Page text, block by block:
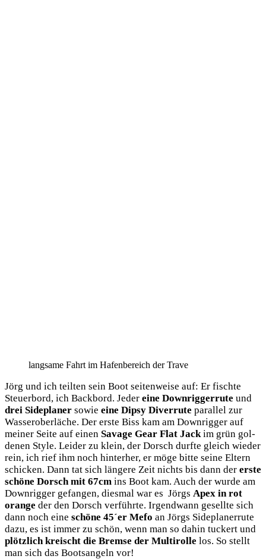
lang­sa­me Fahrt im Hafen­be­reich der Trave
Jörg und ich teil­ten sein Boot sei­ten­wei­se auf: Er fisch­te
Steu­er­bord, ich Back­bord. Jeder eine Down­rig­ger­ru­te und
drei Side­pla­ner sowie eine Dipsy Diver­ru­te par­al­lel zur
Was­ser­ober­lä­che. Der ers­te Biss kam am Down­rig­ger auf
mei­ner Sei­te auf einen Sava­ge Gear Flat Jack im grün gol­
de­nen Style. Lei­der zu klein, der Dorsch durf­te gleich wie­der
rein, ich rief ihm noch hin­ter­her, er möge bit­te sei­ne Eltern
schi­cken. Dann tat sich län­ge­re Zeit nichts bis dann der ers­te
schö­ne Dorsch mit 67cm ins Boot kam. Auch der wur­de am
Down­rig­ger gefan­gen, dies­mal war es Jörgs Apex in rot
oran­ge der den Dorsch ver­führ­te. Irgend­wann gesell­te sich
dann noch eine schö­ne 45´er Mefo an Jörgs Side­pla­ner­ru­te
dazu, es ist immer zu schön, wenn man so dahin tuckert und
plötz­lich kreischt die Brem­se der Mul­ti­rol­le los. So stellt
man sich das Boots­an­geln vor!